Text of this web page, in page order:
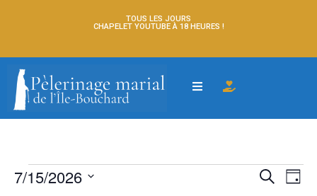
TOUS LES JOURS
CHAPELET YOUTUBE À 18 HEURES !
JOUR
7/15/2026